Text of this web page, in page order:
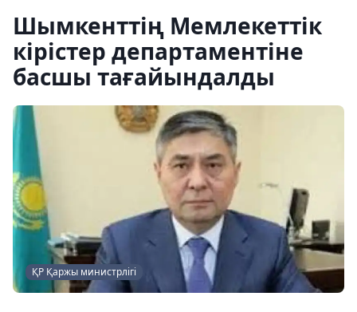
Шымкенттің Мемлекеттік
кірістер департаментіне
басшы тағайындалды
ҚР Қаржы министрлігі